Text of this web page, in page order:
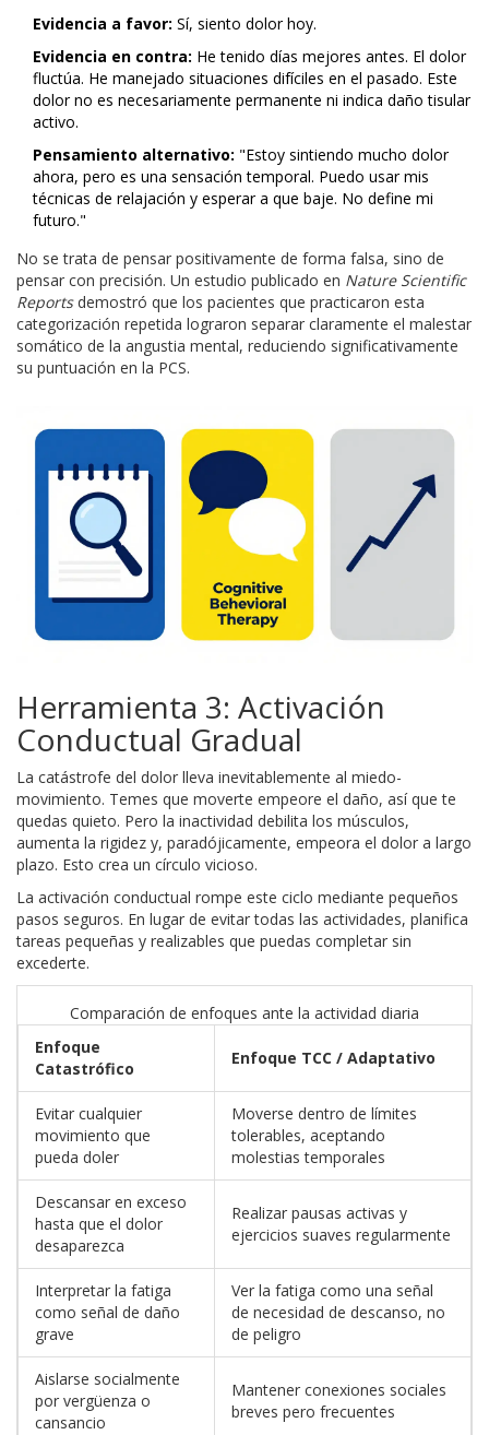
Evidencia a favor: Sí, siento dolor hoy.
Evidencia en contra: He tenido días mejores antes. El dolor
fluctúa. He manejado situaciones difíciles en el pasado. Este
dolor no es necesariamente permanente ni indica daño tisular
activo.
Pensamiento alternativo: "Estoy sintiendo mucho dolor
ahora, pero es una sensación temporal. Puedo usar mis
técnicas de relajación y esperar a que baje. No define mi
futuro."
No se trata de pensar positivamente de forma falsa, sino de
pensar con precisión. Un estudio publicado en Nature Scientific
Reportsdemostró que los pacientes que practicaron esta
categorización repetida lograron separar claramente el malestar
somático de la angustia mental, reduciendo significativamente
su puntuación en la PCS.
Herramienta 3: Activación
Conductual Gradual
La catástrofe del dolor lleva inevitablemente al miedo-
movimiento. Temes que moverte empeore el daño, así que te
quedas quieto. Pero la inactividad debilita los músculos,
aumenta la rigidez y, paradójicamente, empeora el dolor a largo
plazo. Esto crea un círculo vicioso.
La activación conductual rompe este ciclo mediante pequeños
pasos seguros. En lugar de evitar todas las actividades, planifica
tareas pequeñas y realizables que puedas completar sin
excederte.
Comparación de enfoques ante la actividad diaria
Enfoque
Catastrófico
Enfoque TCC / Adaptativo
Evitar cualquier
movimiento que
pueda doler
Moverse dentro de límites
tolerables, aceptando
molestias temporales
Descansar en exceso
hasta que el dolor
desaparezca
Realizar pausas activas y
ejercicios suaves regularmente
Interpretar la fatiga
como señal de daño
grave
Ver la fatiga como una señal
de necesidad de descanso, no
de peligro
Aislarse socialmente
por vergüenza o
cansancio
Mantener conexiones sociales
breves pero frecuentes